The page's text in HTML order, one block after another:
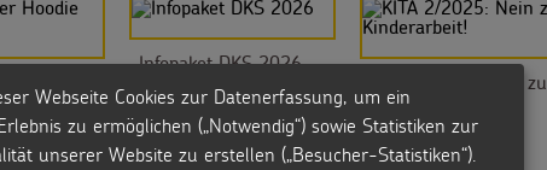
Infopaket DKS 2026
KITA 2/2025: Nein zu
Kinderarbeit!
Webseite Cookies zur Datenerfassung, um ein
zu ermöglichen („Notwendig“) sowie Statistiken zur
unserer Website zu erstellen („Besucher-Statistiken“).